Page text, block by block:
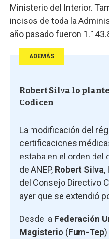
Ministerio del Interior.
incisos de toda la
año pasado fueron
ADEMÁS
Robert Silva lo
Codicen
La modificación del
certificaciones
estaba en el orden del
de ANEP, Robert Silva,
del Consejo Directivo
ayer que se extendió
Desde la Federación
Magisterio (Fum-Tep)